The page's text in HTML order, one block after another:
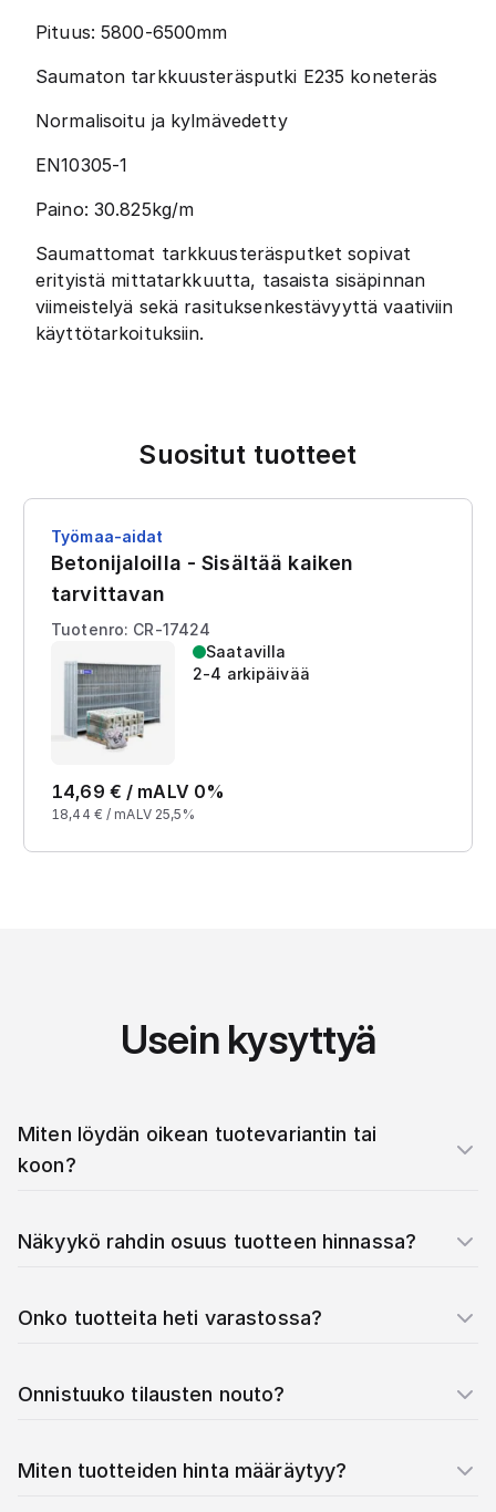
Pituus: 5800-6500mm
Saumaton tarkkuusteräsputki E235 koneteräs
Normalisoitu ja kylmävedetty
EN10305-1
Paino: 30.825kg/m
Saumattomat tarkkuusteräsputket sopivat
erityistä mittatarkkuutta, tasaista sisäpinnan
viimeistelyä sekä rasituksenkestävyyttä vaativiin
käyttötarkoituksiin.
Suositut tuotteet
Työmaa-aidat
Betonijaloilla - Sisältää kaiken
tarvittavan
Tuotenro: CR-17424
Saatavilla
2-4 arkipäivää
14,69 € / mALV 0%
18,44 € / mALV 25,5%
Usein kysyttyä
Miten löydän oikean tuotevariantin tai
koon?
Näkyykö rahdin osuus tuotteen hinnassa?
Onko tuotteita heti varastossa?
Onnistuuko tilausten nouto?
Miten tuotteiden hinta määräytyy?